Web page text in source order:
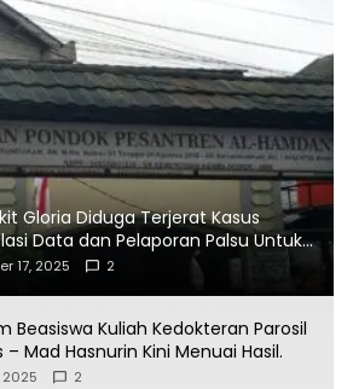
Gloria Diduga Terjerat Kasus
Data dan Pelaporan Palsu Untuk
Dana Bos
17, 2025 2
Beasiswa Kuliah Kedokteran Parosil
– Mad Hasnurin Kini Menuai Hasil.
2025 2